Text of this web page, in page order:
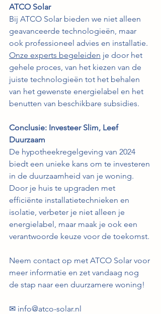
ATCO Solar
Bij ATCO Solar bieden we niet alleen
geavanceerde technologieën, maar
ook professioneel advies en installatie.
Onze experts begeleiden je door het
gehele proces, van het kiezen van de
juiste technologieën tot het behalen
van het gewenste energielabel en het
benutten van beschikbare subsidies.
Conclusie: Investeer Slim, Leef
Duurzaam
De hypotheekregelgeving van 2024
biedt een unieke kans om te investeren
in de duurzaamheid van je woning.
Door je huis te upgraden met
efficiënte installatietechnieken en
isolatie, verbeter je niet alleen je
energielabel, maar maak je ook een
verantwoorde keuze voor de toekomst.
Neem contact op met ATCO Solar voor
meer informatie en zet vandaag nog
de stap naar een duurzamere woning!
✉ info@atco-solar.nl